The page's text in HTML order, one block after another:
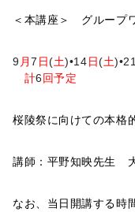
＜本講座＞ グループ
9 月7 日(土)•14日(土)•21
計6回予定
桜陵祭に向けての本格
講師：平野知映先生
なお、当日開講する時